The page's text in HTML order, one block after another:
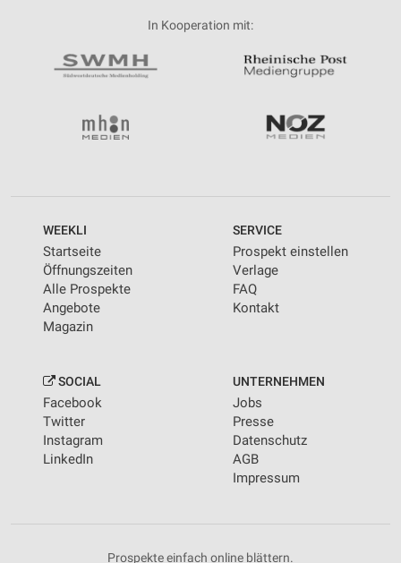
In Kooperation mit:
WEEKLI
Startseite
Öffnungszeiten
Alle Prospekte
Angebote
Magazin
SERVICE
Prospekt einstellen
Verlage
FAQ
Kontakt
SOCIAL
Facebook
Twitter
Instagram
LinkedIn
UNTERNEHMEN
Jobs
Presse
Datenschutz
AGB
Impressum
Prospekte einfach online blättern.